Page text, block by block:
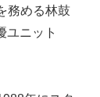
務める林鼓
ユニット